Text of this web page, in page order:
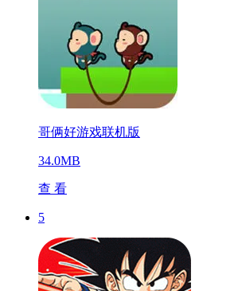
哥俩好游戏联机版
34.0MB
查 看
5